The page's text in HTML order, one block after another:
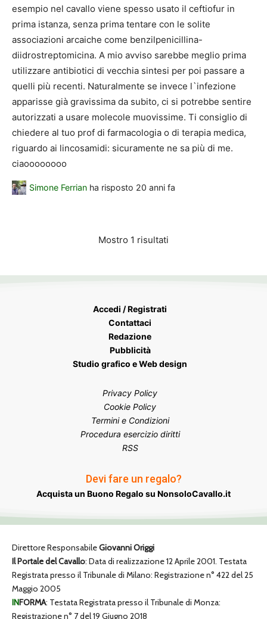
esempio nel cavallo viene spesso usato il ceftiofur in
prima istanza, senza prima tentare con le solite
associazioni arcaiche come benzilpenicillina-
diidrostreptomicina. A mio avviso sarebbe meglio prima
utilizzare antibiotici di vecchia sintesi per poi passare a
quelli più recenti. Naturalmente se invece l`infezione
apparisse già gravissima da subito, ci si potrebbe sentire
autorizzati a usare molecole muovissime. Ti consiglio di
chiedere al tuo prof di farmacologia o di terapia medica,
riguardo ai lincosamidi: sicuramente ne sa più di me.
ciaoooooooo
Simone Ferrian ha risposto 20 anni fa
Mostro 1 risultati
Accedi / Registrati
Contattaci
Redazione
Pubblicità
Studio grafico e Web design
Privacy Policy
Cookie Policy
Termini e Condizioni
Procedura esercizio diritti
RSS
Devi fare un regalo?
Acquista un Buono Regalo su NonsoloCavallo.it
Direttore ResponsabileGiovanni Origgi
Il Portale del Cavallo: Data di realizzazione 12 Aprile 2001. Testata
Registrata presso il Tribunale di Milano: Registrazione n° 422 del 25
Maggio 2005
INFORMA: Testata Registrata presso il Tribunale di Monza:
Registrazione n° 7 del 19 Giugno 2018